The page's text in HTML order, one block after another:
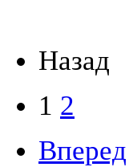
Назад
1 2
Вперед